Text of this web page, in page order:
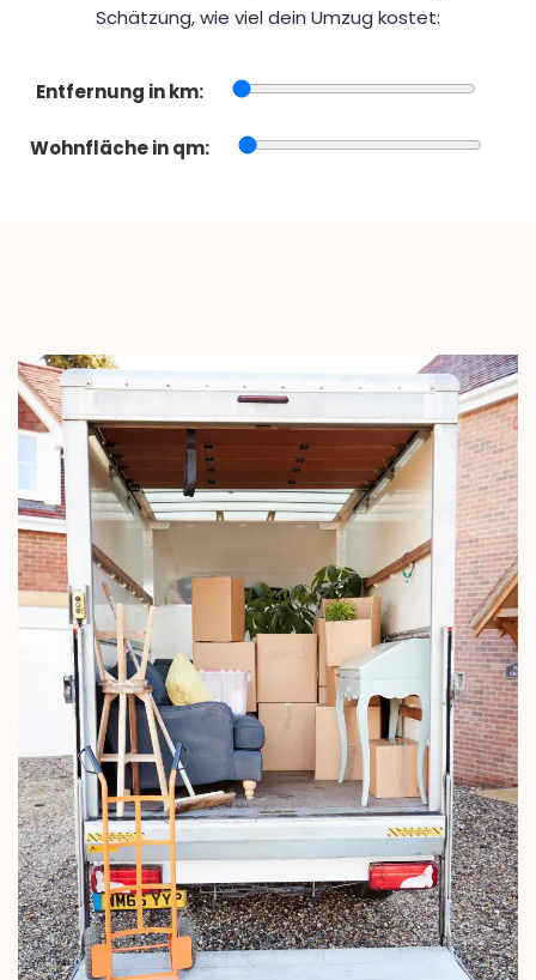
Schätzung, wie viel dein Umzug kostet:
Entfernung in km:
Wohnfläche in qm: